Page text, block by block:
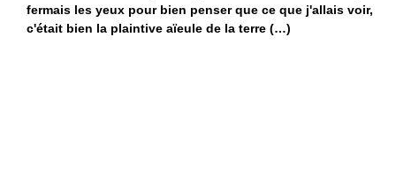
fermais les yeux pour bien penser que ce que j'allais voir,
c'était bien la plaintive aïeule de la terre (…)